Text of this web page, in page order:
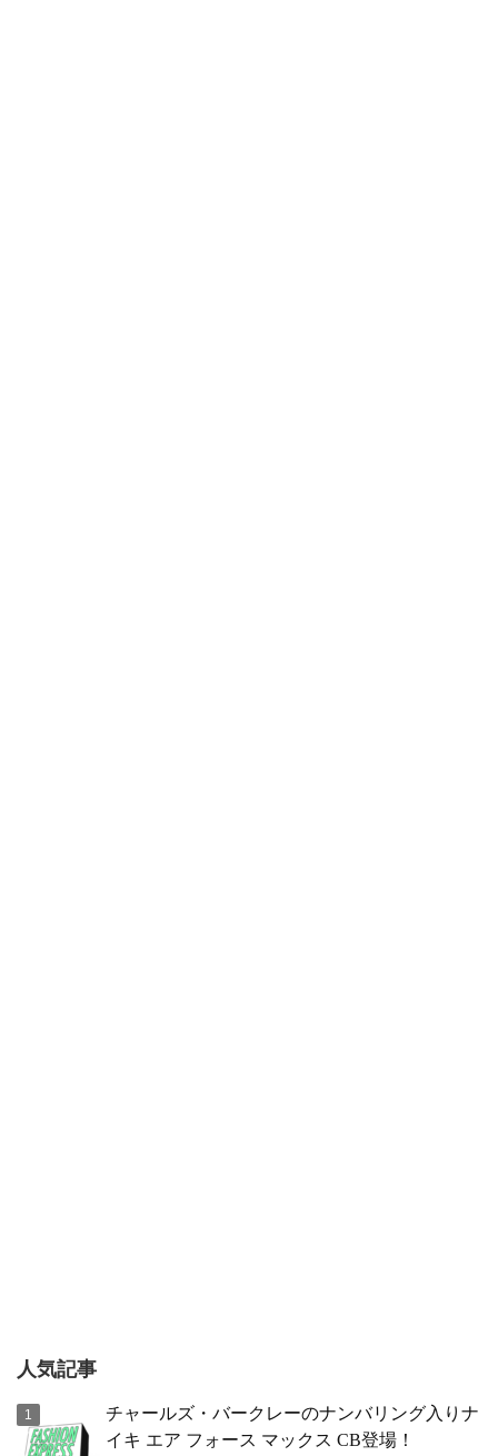
人気記事
チャールズ・バークレーのナンバリング入りナ
イキ エア フォース マックス CB登場！